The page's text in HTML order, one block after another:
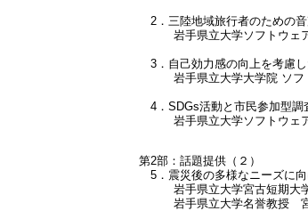
2．三陸地域旅行者のための
岩手県立大学ソフトウェ
3．自己効力感の向上を考慮
岩手県立大学大学院 ソフ
4．SDGs活動と市民参加型調
岩手県立大学ソフトウェ
第2部：話題提供（２）
5．震災後の多様なニーズに
岩手県立大学宮古短期大
岩手県立大学名誉教授 宮